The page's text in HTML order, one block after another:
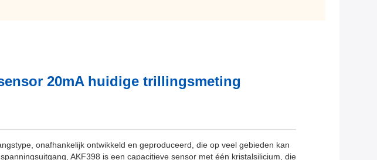
20mA huidige trillingsmeting
onafhankelijk ontwikkeld en geproduceerd, die op veel gebieden kan
AKF398 is een capacitieve sensor met één kristalsilicium, die